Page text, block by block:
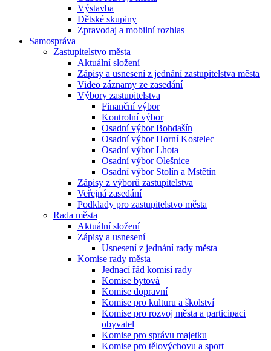
Výstavba
Dětské skupiny
Zpravodaj a mobilní rozhlas
Samospráva
Zastupitelstvo města
Aktuální složení
Zápisy a usnesení z jednání zastupitelstva města
Video záznamy ze zasedání
Výbory zastupitelstva
Finanční výbor
Kontrolní výbor
Osadní výbor Bohdašín
Osadní výbor Horní Kostelec
Osadní výbor Lhota
Osadní výbor Olešnice
Osadní výbor Stolín a Mstětín
Zápisy z výborů zastupitelstva
Veřejná zasedání
Podklady pro zastupitelstvo města
Rada města
Aktuální složení
Zápisy a usnesení
Usnesení z jednání rady města
Komise rady města
Jednací řád komisí rady
Komise bytová
Komise dopravní
Komise pro kulturu a školství
Komise pro rozvoj města a participaci
obyvatel
Komise pro správu majetku
Komise pro tělovýchovu a sport